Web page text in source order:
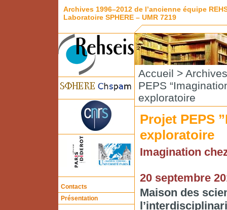
Archives 1996–2012 de l’ancienne équipe
Laboratoire SPHERE – UMR 7219
Contacts
Présentation
Accueil > Archives
PEPS
exploratoire
Projet PEPS
exploratoire
Imagination
20 septembre
Maison des